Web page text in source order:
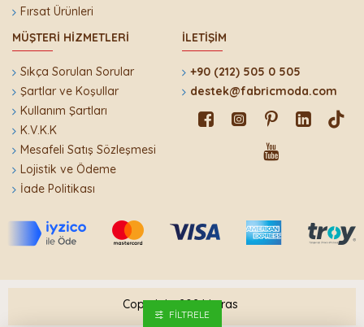
Fırsat Ürünleri
MÜŞTERI HIZMETLERI
Sıkça Sorulan Sorular
Şartlar ve Koşullar
Kullanım Şartları
K.V.K.K
Mesafeli Satış Sözleşmesi
Lojistik ve Ödeme
İade Politikası
İLETIŞIM
+90 (212) 505 0 505
destek@fabricmoda.com
Copyright 2024 Leras
FILTRELE